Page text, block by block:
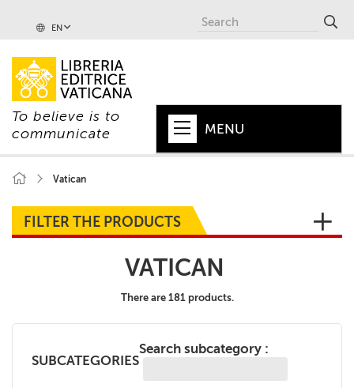
EN
To believe is to
communicate
MENU
POPE
+
VATICAN
CHURCH
WORLD
Vatican
FILTER THE PRODUCTS
VATICAN
There are 181 products.
SUBCATEGORIES
Search subcategory :